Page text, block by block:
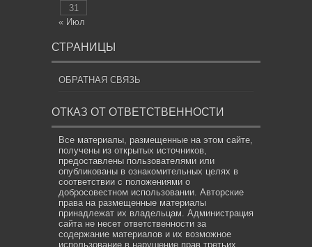
31
« Июл
СТРАНИЦЫ
ОБРАТНАЯ СВЯЗЬ
ОТКАЗ ОТ ОТВЕТСТВЕННОСТИ
Все материалы, размещенные на этом сайте,
получены из открытых источников,
предоставлены пользователями или
опубликованы в ознакомительных целях в
соответствии с положениями о
добросовестном использовании. Авторские
права на размещенные материалы
принадлежат их владельцам. Администрация
сайта не несет ответственности за
содержание материалов и их возможное
использование в нарушение прав третьих